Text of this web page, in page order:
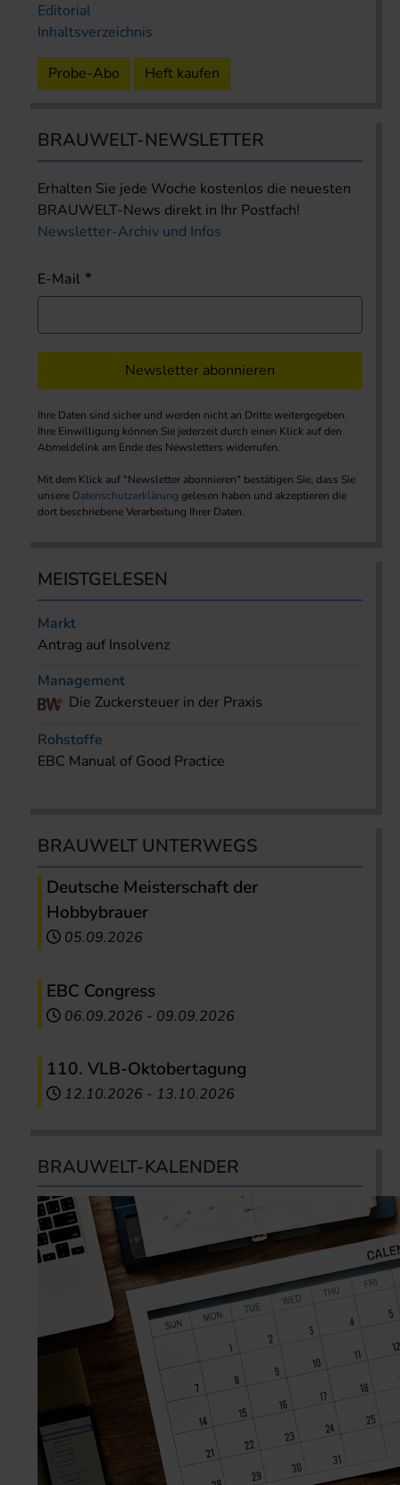
Editorial
Inhaltsverzeichnis
Probe-Abo Heft kaufen
BRAUWELT-NEWSLETTER
Erhalten Sie jede Woche kostenlos die neuesten
BRAUWELT-News direkt in Ihr Postfach!
Newsletter-Archiv und Infos
E-Mail
Newsletter abonnieren
Ihre Daten sind sicher und werden nicht an Dritte weitergegeben.
Ihre Einwilligung können Sie jederzeit durch einen Klick auf den
Abmeldelink am Ende des Newsletters widerrufen.
Mit dem Klick auf "Newsletter abonnieren" bestätigen Sie, dass Sie
unsere Datenschutzerklärung gelesen haben und akzeptieren die
dort beschriebene Verarbeitung Ihrer Daten.
MEISTGELESEN
Markt
Antrag auf Insolvenz
Management
Die Zuckersteuer in der Praxis
Rohstoffe
EBC Manual of Good Practice
BRAUWELT UNTERWEGS
Deutsche Meisterschaft der
Hobbybrauer
05.09.2026
EBC Congress
06.09.2026 - 09.09.2026
110. VLB-Oktobertagung
12.10.2026 - 13.10.2026
BRAUWELT-KALENDER